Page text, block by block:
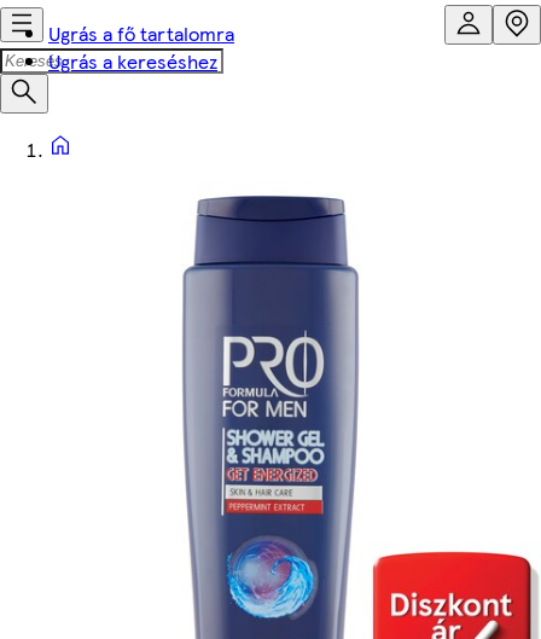
Ugrás a fő tartalomra
Ugrás a kereséshez